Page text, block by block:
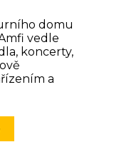
domu
vedle
koncerty,
a